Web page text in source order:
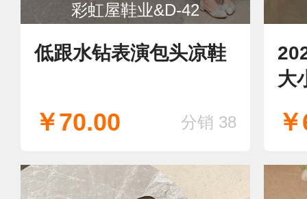
彩虹屋鞋业&D-42
低跟水钻表演包头凉鞋
￥70.00 分销 38
大
跟